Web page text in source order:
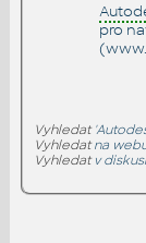
pro
(www.
Vyhledat
Vyhledatna
Vyhledat v